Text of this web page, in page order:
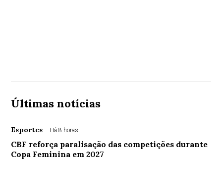
Últimas notícias
Esportes Há 8 horas
CBF reforça paralisação das competições durante
Copa Feminina em 2027